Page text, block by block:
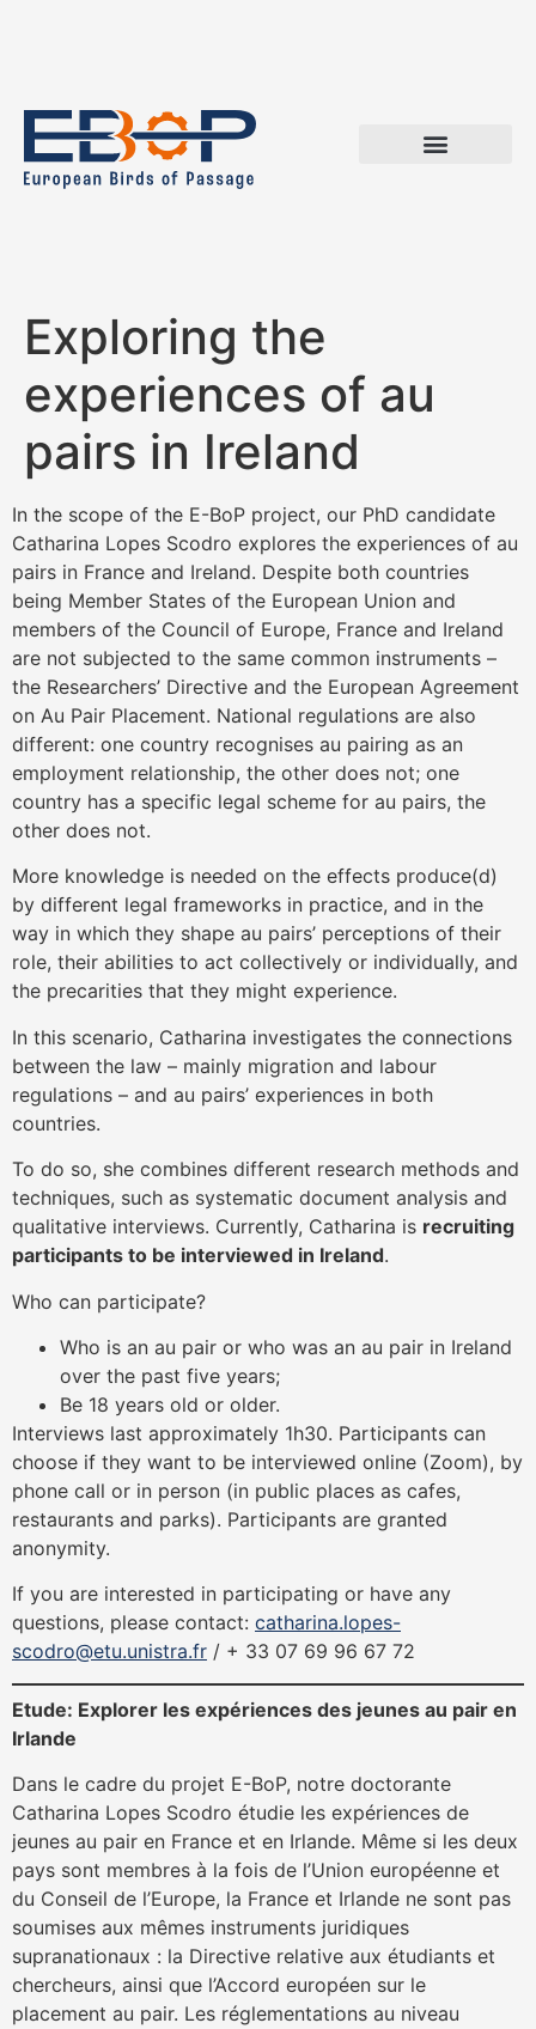
Exploring the
experiences of au
pairs in Ireland
In the scope of the E-BoP project, our PhD candidate
Catharina Lopes Scodro explores the experiences of au
pairs in France and Ireland. Despite both countries
being Member States of the European Union and
members of the Council of Europe, France and Ireland
are not subjected to the same common instruments –
the Researchers’ Directive and the European Agreement
on Au Pair Placement. National regulations are also
different: one country recognises au pairing as an
employment relationship, the other does not; one
country has a specific legal scheme for au pairs, the
other does not.
More knowledge is needed on the effects produce(d)
by different legal frameworks in practice, and in the
way in which they shape au pairs’ perceptions of their
role, their abilities to act collectively or individually, and
the precarities that they might experience.
In this scenario, Catharina investigates the connections
between the law – mainly migration and labour
regulations – and au pairs’ experiences in both
countries.
To do so, she combines different research methods and
techniques, such as systematic document analysis and
qualitative interviews. Currently, Catharina is recruiting
participants to be interviewed in Ireland.
Who can participate?
Who is an au pair or who was an au pair in Ireland
over the past five years;
Be 18 years old or older.
Interviews last approximately 1h30. Participants can
choose if they want to be interviewed online (Zoom), by
phone call or in person (in public places as cafes,
restaurants and parks). Participants are granted
anonymity.
If you are interested in participating or have any
questions, please contact: catharina.lopes-
scodro@etu.unistra.fr / + 33 07 69 96 67 72
Etude: Explorer les expériences des jeunes au pair en
Irlande
Dans le cadre du projet E-BoP, notre doctorante
Catharina Lopes Scodro étudie les expériences de
jeunes au pair en France et en Irlande. Même si les deux
pays sont membres à la fois de l’Union européenne et
du Conseil de l’Europe, la France et Irlande ne sont pas
soumises aux mêmes instruments juridiques
supranationaux : la Directive relative aux étudiants et
chercheurs, ainsi que l’Accord européen sur le
placement au pair. Les réglementations au niveau